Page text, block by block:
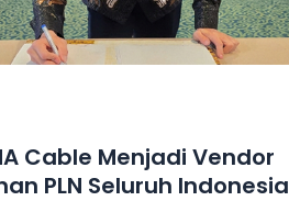
Cable Menjadi Vendor
PLN Seluruh Indonesia